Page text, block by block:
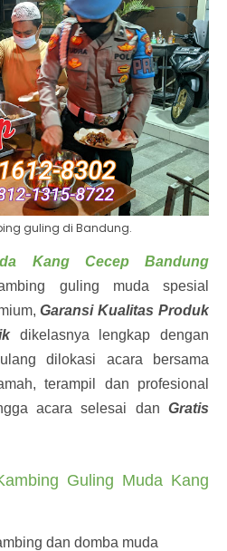
guling di Bandung.
Kang Cecep Bandung
guling muda spesial
Garansi Kualitas Produk
dikelasnya lengkap dengan
dilokasi acara bersama
terampil dan profesional
acara selesai dan Gratis
Guling Muda Kang
dan domba muda